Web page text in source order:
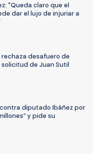
"Queda claro que el
dar el lujo de injuriar a
desafuero de
de Juan Sutil
diputado Ibáñez por
y pide su